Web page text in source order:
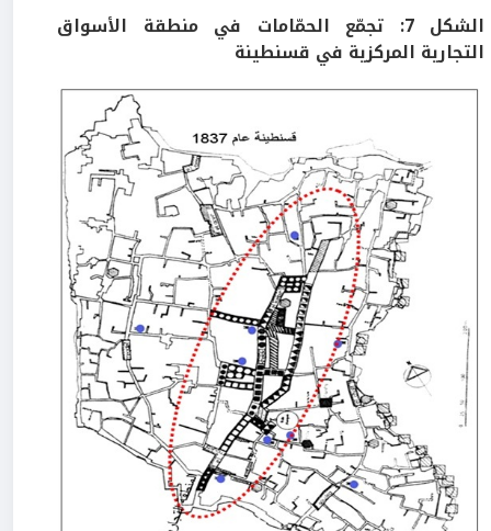
الشكل 7
: تجمّع الحمّامات في منطقة الأسواق
التجارية المركزية في قسنطينة